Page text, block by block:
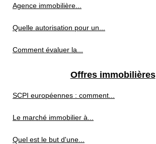
Agence immobilière...
Quelle autorisation pour un...
Comment évaluer la...
Offres immobilières
SCPI européennes : comment...
Le marché immobilier à...
Quel est le but d'une...